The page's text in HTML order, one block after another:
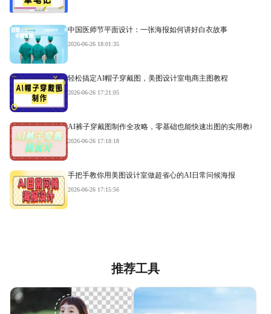
中国医师节平面设计：一张海报如何讲好白衣故事
2026-06-26 18:01:35
轻松搞定AI帽子穿戴图，美图设计室电商主图教程
2026-06-26 17:21:05
AI裤子穿戴图制作全攻略，零基础也能快速出图的实用教程
2026-06-26 17:18:18
手把手教你用美图设计室做超省心的AI日常问候海报
2026-06-26 17:15:56
推荐工具